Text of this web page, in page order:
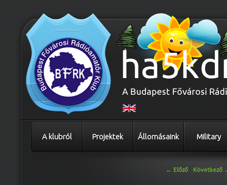
A klubról Projektek Állomásaink Military
← Előző Következő